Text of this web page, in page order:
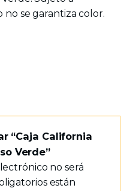
no se garantiza color.
“Caja California
Verde”
no será
están